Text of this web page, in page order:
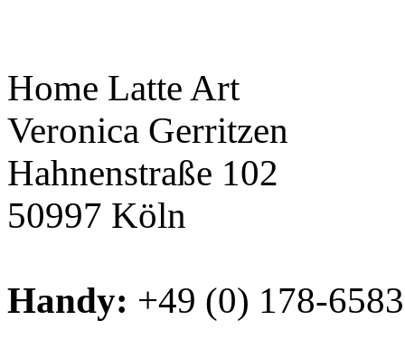
Home Latte Art
Veronica Gerritzen
Hahnenstraße 102
50997 Köln
Handy: +49 (0) 178-